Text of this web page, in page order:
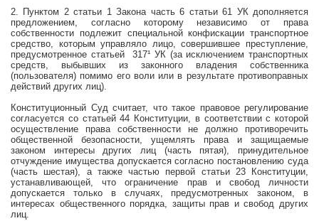
2. Пунктом 2 статьи 1 Закона часть 6 статьи 61 УК дополняется
предложением, согласно которому независимо от права
собственности подлежит специальной конфискации транспортное
средство, которым управляло лицо, совершившее преступление,
предусмотренное статьей 317¹ УК (за исключением транспортных
средств, выбывших из законного владения собственника
(пользователя) помимо его воли или в результате противоправных
действий других лиц).
Конституционный Суд считает, что такое правовое регулирование
согласуется со статьей 44 Конституции, в соответствии с которой
осуществление права собственности не должно противоречить
общественной безопасности, ущемлять права и защищаемые
законом интересы других лиц (часть пятая), принудительное
отчуждение имущества допускается согласно постановлению суда
(часть шестая), а также частью первой статьи 23 Конституции,
устанавливающей, что ограничение прав и свобод личности
допускается только в случаях, предусмотренных законом, в
интересах общественного порядка, защиты прав и свобод других
лиц.